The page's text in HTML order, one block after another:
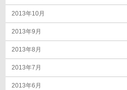
2013年10月
2013年9月
2013年8月
2013年7月
2013年6月